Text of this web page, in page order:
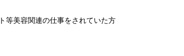
等美容関連の仕事をされていた方